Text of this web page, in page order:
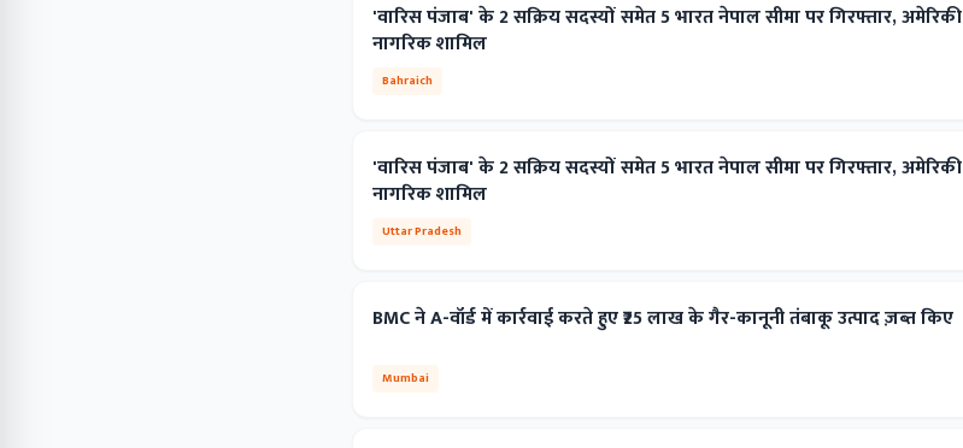
'वारिस पंजाब' के 2 सक्रिय सदस्यों समेत 5 भारत नेपाल सीमा पर गिरफ्तार, अमेरिकी
नागरिक शामिल
Bahraich
'वारिस पंजाब' के 2 सक्रिय सदस्यों समेत 5 भारत नेपाल सीमा पर गिरफ्तार, अमेरिकी
नागरिक शामिल
Uttar Pradesh
BMC ने A-वॉर्ड में कार्रवाई करते हुए ₹25 लाख के गैर-कानूनी तंबाकू उत्पाद ज़ब्त किए
Mumbai